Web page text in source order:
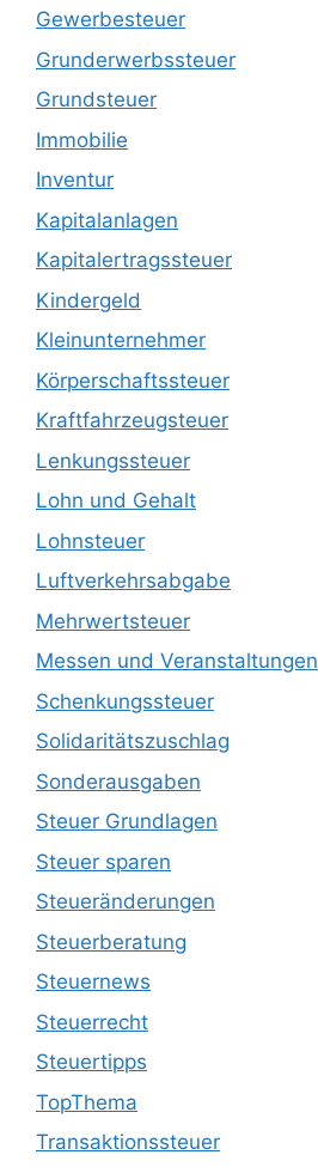
Gewerbesteuer
Grunderwerbssteuer
Grundsteuer
Immobilie
Inventur
Kapitalanlagen
Kapitalertragssteuer
Kindergeld
Kleinunternehmer
Körperschaftssteuer
Kraftfahrzeugsteuer
Lenkungssteuer
Lohn und Gehalt
Lohnsteuer
Luftverkehrsabgabe
Mehrwertsteuer
Messen und Veranstaltungen
Schenkungssteuer
Solidaritätszuschlag
Sonderausgaben
Steuer Grundlagen
Steuer sparen
Steueränderungen
Steuerberatung
Steuernews
Steuerrecht
Steuertipps
TopThema
Transaktionssteuer